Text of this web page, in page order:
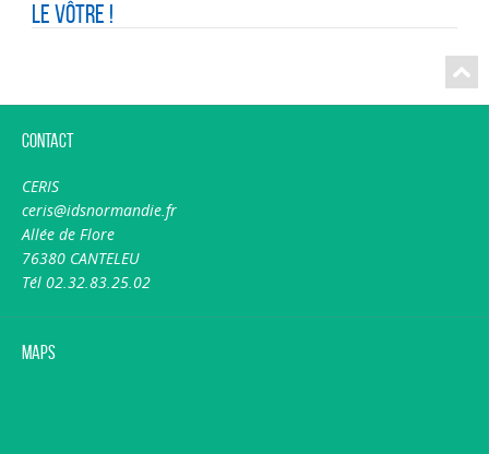
le vôtre !
Contact
CERIS
ceris@idsnormandie.fr
Allée de Flore
76380 CANTELEU
Tél 02.32.83.25.02
Maps